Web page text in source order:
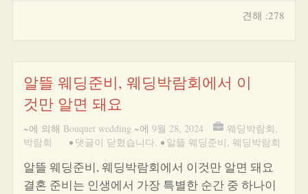
견해 :278
알뜰 웨딩준비, 웨딩박람회에서 이
것만 알면 돼요
~에 의해 Bouquet wedding ~에 9월 28, 2024 웨딩박람회,
박람회
• 댓글이 닫혔습니다. • 알뜰 웨딩준비, 웨딩박람회
알뜰 웨딩준비, 웨딩박람회에서 이것만 알면 돼요
결혼 준비는 인생에서 가장 특별한 순간 중 하나이